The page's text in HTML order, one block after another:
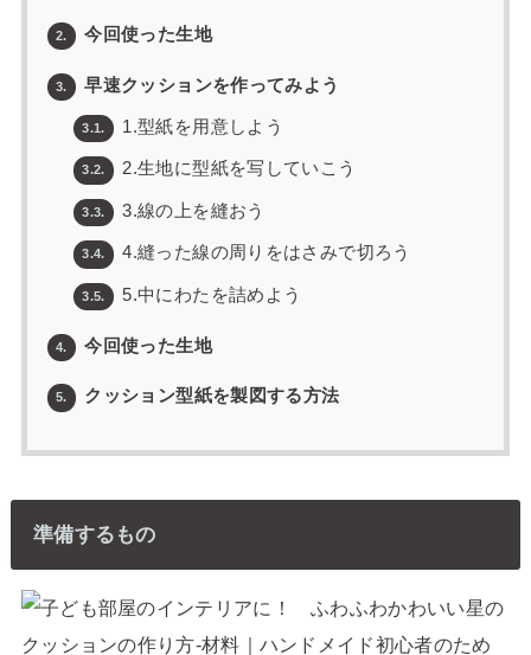
2. 今回使った生地
3. 早速クッションを作ってみよう
3.1. 1.型紙を用意しよう
3.2. 2.生地に型紙を写していこう
3.3. 3.線の上を縫おう
3.4. 4.縫った線の周りをはさみで切ろう
3.5. 5.中にわたを詰めよう
4. 今回使った生地
5. クッション型紙を製図する方法
準備するもの